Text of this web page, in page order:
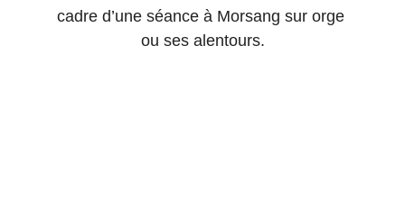
cadre d’une séance à Morsang sur orge
ou ses alentours.